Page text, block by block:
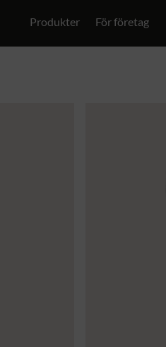
Produkter För företag